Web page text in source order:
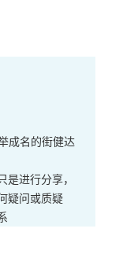
成名的街健达
是进行分享，
疑问或质疑